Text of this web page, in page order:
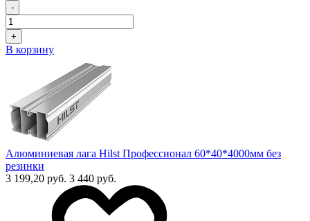
-
+
В корзину
Алюминиевая лага Hilst Профессионал 60*40*4000мм без
резинки
3 199,20 руб. 3 440 руб.